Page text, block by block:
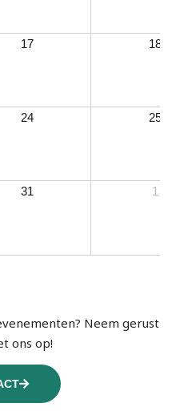
17 18
24 25
31 1
Neem gerust
ons op!